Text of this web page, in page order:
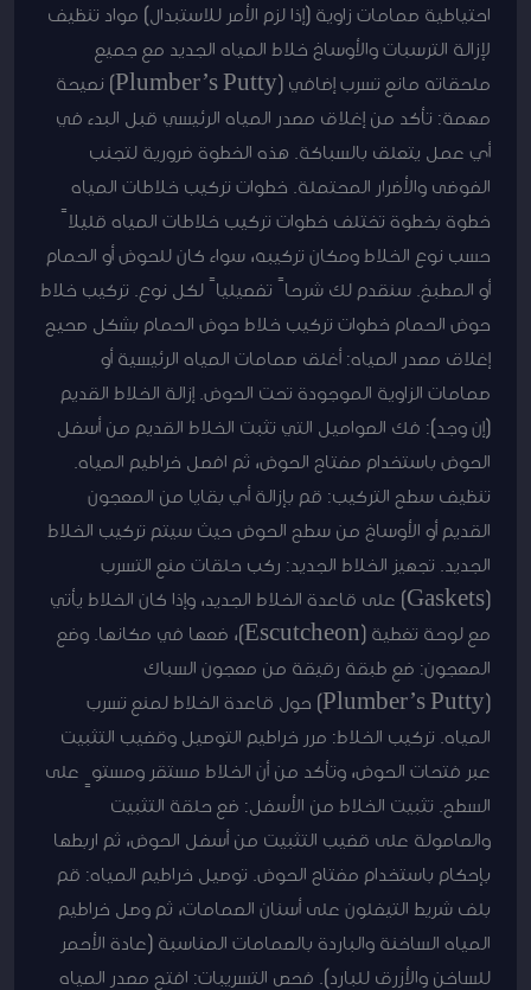
احتياطية صمامات زاوية (إذا لزم الأمر للاستبدال) مواد تنظيف
لإزالة الترسبات والأوساخ خلاط المياه الجديد مع جميع
ملحقاته مانع تسرب إضافي (Plumber’s Putty) نصيحة
مهمة: تأكد من إغلاق مصدر المياه الرئيسي قبل البدء في
أي عمل يتعلق بالسباكة. هذه الخطوة ضرورية لتجنب
الفوضى والأضرار المحتملة. خطوات تركيب خلاطات المياه
خطوة بخطوة تختلف خطوات تركيب خلاطات المياه قليلاً
حسب نوع الخلاط ومكان تركيبه، سواء كان للحوض أو الحمام
أو المطبخ. سنقدم لك شرحاً تفصيلياً لكل نوع. تركيب خلاط
حوض الحمام خطوات تركيب خلاط حوض الحمام بشكل صحيح
إغلاق مصدر المياه: أغلق صمامات المياه الرئيسية أو
صمامات الزاوية الموجودة تحت الحوض. إزالة الخلاط القديم
(إن وجد): فك الصواميل التي تثبت الخلاط القديم من أسفل
الحوض باستخدام مفتاح الحوض، ثم افصل خراطيم المياه.
تنظيف سطح التركيب: قم بإزالة أي بقايا من المعجون
القديم أو الأوساخ من سطح الحوض حيث سيتم تركيب الخلاط
الجديد. تجهيز الخلاط الجديد: ركب حلقات منع التسرب
(Gaskets) على قاعدة الخلاط الجديد، وإذا كان الخلاط يأتي
مع لوحة تغطية (Escutcheon)، ضعها في مكانها. وضع
المعجون: ضع طبقة رقيقة من معجون السباك
(Plumber’s Putty) حول قاعدة الخلاط لمنع تسرب
المياه. تركيب الخلاط: مرر خراطيم التوصيل وقضيب التثبيت
عبر فتحات الحوض، وتأكد من أن الخلاط مستقر ومستوٍ على
السطح. تثبيت الخلاط من الأسفل: ضع حلقة التثبيت
والصامولة على قضيب التثبيت من أسفل الحوض، ثم اربطها
بإحكام باستخدام مفتاح الحوض. توصيل خراطيم المياه: قم
بلف شريط التيفلون على أسنان الصمامات، ثم وصل خراطيم
المياه الساخنة والباردة بالصمامات المناسبة (عادة الأحمر
للساخن والأزرق للبارد). فحص التسريبات: افتح مصدر المياه